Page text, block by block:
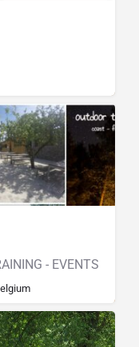
- EVENTS